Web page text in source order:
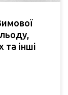
та інші